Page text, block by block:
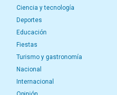
Ciencia y tecnología
Deportes
Educación
Fiestas
Turismo y gastronomía
Nacional
Internacional